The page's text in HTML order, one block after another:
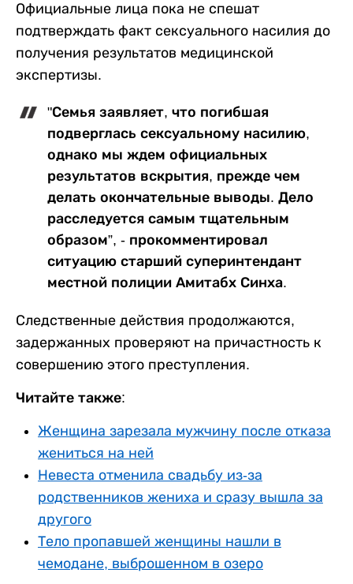
Официальные лица пока не спешат
подтверждать факт сексуального насилия до
получения результатов медицинской
экспертизы.
"Семья заявляет, что погибшая
подверглась сексуальному насилию,
однако мы ждем официальных
результатов вскрытия, прежде чем
делать окончательные выводы. Дело
расследуется самым тщательным
образом”, - прокомментировал
ситуацию старший суперинтендант
местной полиции Амитабх Синха.
Следственные действия продолжаются,
задержанных проверяют на причастность к
совершению этого преступления.
Читайте также:
Женщина зарезала мужчину после отказа
жениться на ней
Невеста отменила свадьбу из-за
родственников жениха и сразу вышла за
другого
Тело пропавшей женщины нашли в
чемодане, выброшенном в озеро